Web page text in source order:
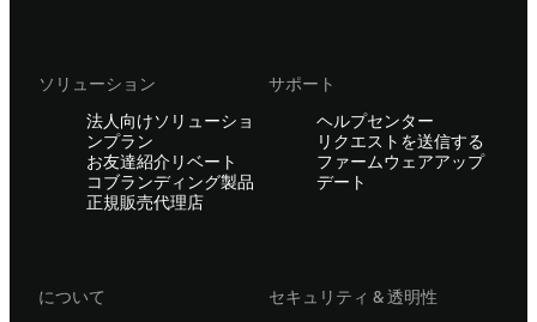
ソリューション
法人向けソリューショ
ンプラン
お友達紹介リベート
コブランディング製品
正規販売代理店
サポート
ヘルプセンター
リクエストを送信する
ファームウェアアップ
デート
について
セキュリティ & 透明性